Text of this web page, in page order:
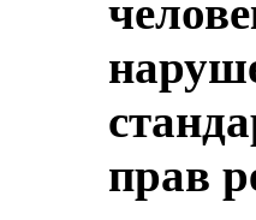
прав